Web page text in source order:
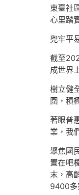
東臺社
心里踏
兜牢平
截至
成世界
樹立健
圍，積
著眼普
業，我
聚焦國
置在吧
末，高
9400多